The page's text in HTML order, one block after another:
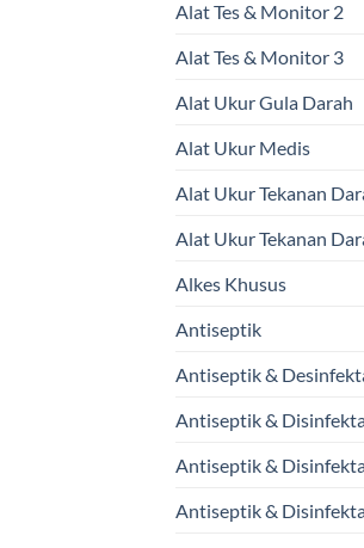
Alat Tes & Monitor 2
Alat Tes & Monitor 3
Alat Ukur Gula Darah
Alat Ukur Medis
Alat Ukur Tekanan
Alat Ukur Tekanan
Alkes Khusus
Antiseptik
Antiseptik &
Antiseptik &
Antiseptik &
Antiseptik &